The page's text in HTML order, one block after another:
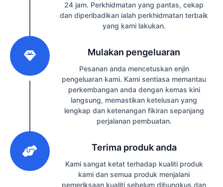
24 jam. Perkhidmatan yang pantas, cekap
dan diperibadikan ialah perkhidmatan terbaik
yang kami lakukan.
Mulakan pengeluaran
Pesanan anda mencetuskan enjin
pengeluaran kami. Kami sentiasa memantau
perkembangan anda dengan kemas kini
langsung, memastikan ketelusan yang
lengkap dan ketenangan fikiran sepanjang
perjalanan pembuatan.
Terima produk anda
Kami sangat ketat terhadap kualiti produk
kami dan semua produk menjalani
pemeriksaan kualiti sebelum dibungkus dan